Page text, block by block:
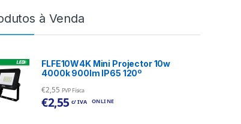
à Venda
FLFE10W4K Mini Projector 10w
4000k 900lm IP65 120º
€2,55 PVP Física
€2,55 c/ IVA ONLINE